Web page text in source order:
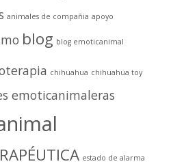
animales de compañia apoyo
blog blog emoticanimal
chihuahua chihuahua toy
emoticanimaleras
estado de alarma